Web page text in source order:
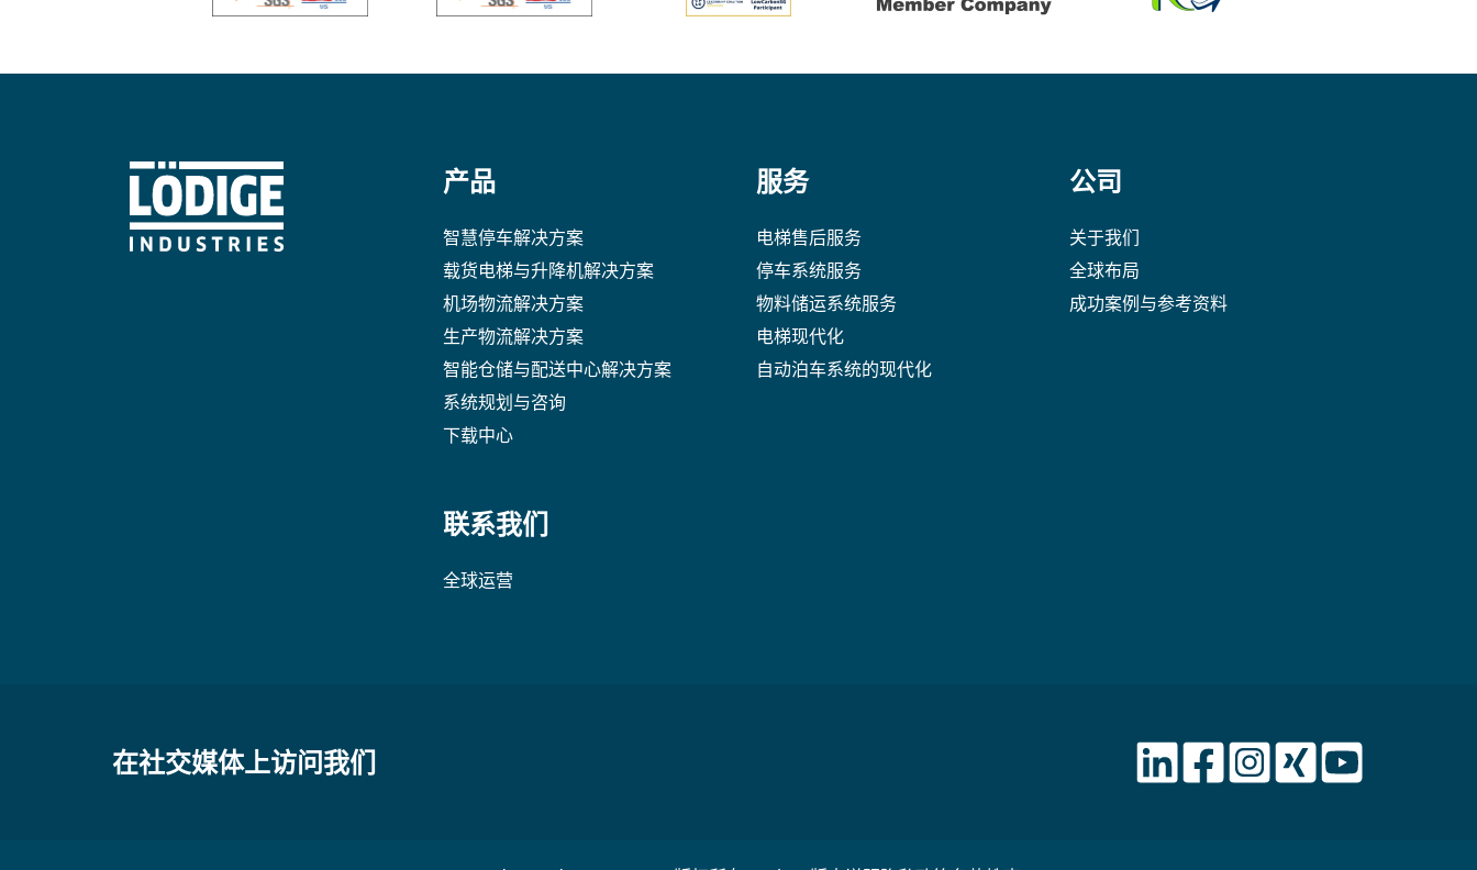
产品
智慧停车解决方案
载货电梯与升降机解决方案
机场物流解决方案
生产物流解决方案
智能仓储与配送中心解决方案
系统规划与咨询
下载中心
服务
电梯售后服务
停车系统服务
物料储运系统服务
电梯现代化
自动泊车系统的现代化
公司
关于我们
全球布局
成功案例与参考资料
联系我们
全球运营
在社交媒体上访问我们